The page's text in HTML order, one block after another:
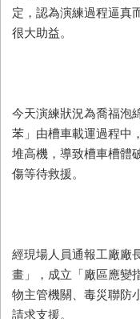
定，認為演練過程逼真
很大助益。
今天演練狀況為喬福泡
苯」由槽車載運過程中
堆高機，導致槽車槽體
傷等待救援。
經現場人員通報工廠廠
畫」，成立「廠區應變
物主管機關、毒災聯防
請求支援。